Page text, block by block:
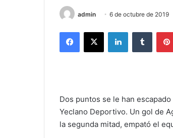
admin 6 de octubre de 2019
Dos puntos se le han
Yeclano Deportivo. Un gol de
la segunda mitad, empató el